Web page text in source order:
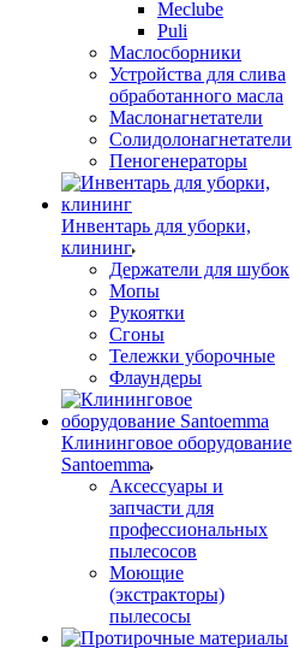
Meclube
Puli
Маслосборники
Устройства для слива
обработанного масла
Маслонагнетатели
Солидолонагнетатели
Пеногенераторы
Инвентарь для уборки,
клининг
Держатели для шубок
Мопы
Рукоятки
Сгоны
Тележки уборочные
Флаундеры
Клининговое оборудование
Santoemma
Аксессуары и
запчасти для
профессиональных
пылесосов
Моющие
(экстракторы)
пылесосы